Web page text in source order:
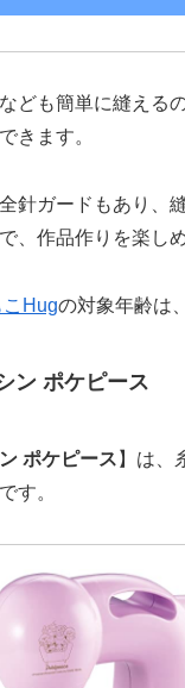
ども簡単に縫える
きます。
針ガードもあり、
、作品作りを楽しめ
Hugの対象年齢は
ン ポケピース
ポケピース 】は、
す。